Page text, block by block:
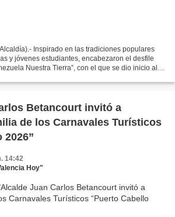
Inspirado en las tradiciones populares
y jóvenes estudiantes, encabezaron el desfile
Nuestra Tierra”, con el que se dio inicio al
Betancourt invitó a
de los Carnavales Turísticos
2026”
14:42
Hoy"